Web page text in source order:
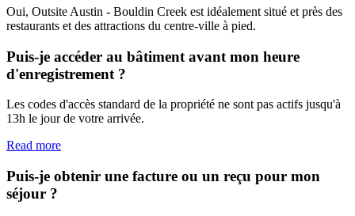
Oui, Outsite Austin - Bouldin Creek est idéalement situé et près des
restaurants et des attractions du centre-ville à pied.
Puis-je accéder au bâtiment avant mon heure
d'enregistrement ?
Les codes d'accès standard de la propriété ne sont pas actifs jusqu'à
13h le jour de votre arrivée.
Read more
Puis-je obtenir une facture ou un reçu pour mon
séjour ?